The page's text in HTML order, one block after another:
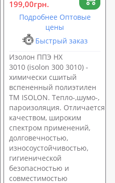
высоким
199,00грн.
Подробнее Оптовые
цены
Быстрый заказ
Изолон ППЭ НХ
3010 (isolon 300 3010) -
химически сшитый
вспененный полиэтилен
ТМ ISOLON. Тепло-,шумо-,
пароизоляция. Отличается
качеством, широким
спектром применений,
долговечностью,
износоустойчивостью,
гигиенической
безопасностью и
совместимостью